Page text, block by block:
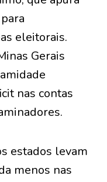
eleitorais.
Gerais
nas contas
estados levam
menos nas